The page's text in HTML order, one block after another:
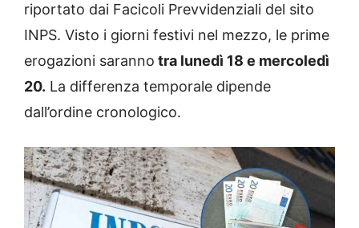
riportato dai Facicoli Prevvidenziali del sito
INPS. Visto i giorni festivi nel mezzo, le prime
erogazioni saranno tra lunedì 18 e mercoledì
20. La differenza temporale dipende
dall’ordine cronologico.